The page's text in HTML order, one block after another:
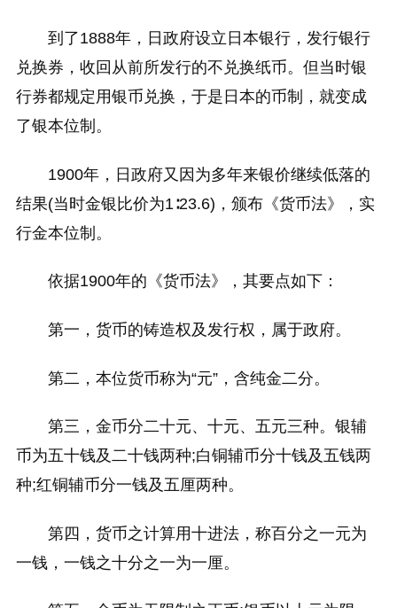
到了1888年，日政府设立日本银行，发行银行
兑换券，收回从前所发行的不兑换纸币。但当时银
行券都规定用银币兑换，于是日本的币制，就变成
了银本位制。
1900年，日政府又因为多年来银价继续低落的
结果(当时金银比价为1∶23.6)，颁布《货币法》，实
行金本位制。
依据1900年的《货币法》，其要点如下：
第一，货币的铸造权及发行权，属于政府。
第二，本位货币称为“元”，含纯金二分。
第三，金币分二十元、十元、五元三种。银辅
币为五十钱及二十钱两种;白铜辅币分十钱及五钱两
种;红铜辅币分一钱及五厘两种。
第四，货币之计算用十进法，称百分之一元为
一钱，一钱之十分之一为一厘。